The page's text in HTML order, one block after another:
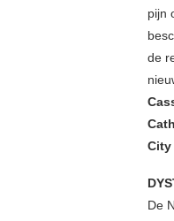
pijn
de
City
De